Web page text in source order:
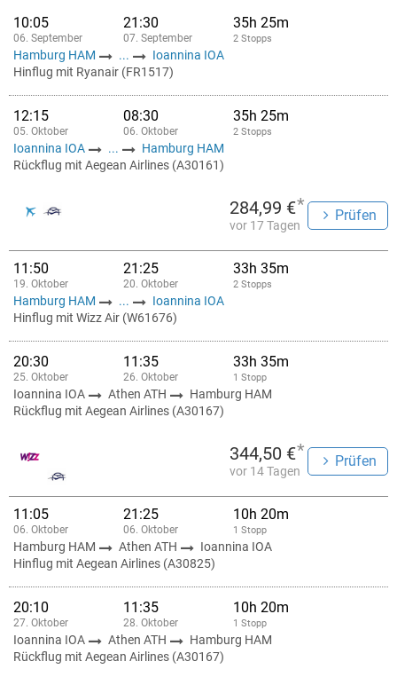
10:05
06. September
21:30
07. September
35h 25m
2 Stopps
Hamburg HAM ...
Ioannina IOA
Hinflug mit Ryanair (FR1517)
12:15
05. Oktober
08:30
06. Oktober
35h 25m
2 Stopps
Ioannina IOA ...
Hamburg HAM
Rückflug mit Aegean Airlines (A30161)
284,99 €*
vor 17 Tagen
Prüfen
11:50
19. Oktober
21:25
20. Oktober
33h 35m
2 Stopps
Hamburg HAM ...
Ioannina IOA
Hinflug mit Wizz Air (W61676)
20:30
25. Oktober
11:35
26. Oktober
33h 35m
1 Stopp
Ioannina IOA Athen ATH
Hamburg HAM
Rückflug mit Aegean Airlines (A30167)
344,50 €*
vor 14 Tagen
Prüfen
11:05
06. Oktober
21:25
06. Oktober
10h 20m
1 Stopp
Hamburg HAM Athen ATH
Ioannina IOA
Hinflug mit Aegean Airlines (A30825)
20:10
27. Oktober
11:35
28. Oktober
10h 20m
1 Stopp
Ioannina IOA Athen ATH
Hamburg HAM
Rückflug mit Aegean Airlines (A30167)